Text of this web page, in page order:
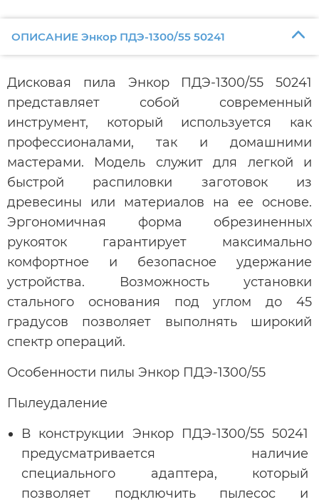
ОПИСАНИЕ Энкор ПДЭ-1300/55 50241
Дисковая пила Энкор ПДЭ-1300/55 50241
представляет собой современный
инструмент, который используется как
профессионалами, так и домашними
мастерами. Модель служит для легкой и
быстрой распиловки заготовок из
древесины или материалов на ее основе.
Эргономичная форма обрезиненных
рукояток гарантирует максимально
комфортное и безопасное удержание
устройства. Возможность установки
стального основания под углом до 45
градусов позволяет выполнять широкий
спектр операций.
Особенности пилы Энкор ПДЭ-1300/55
Пылеудаление
В конструкции Энкор ПДЭ-1300/55 50241
предусматривается наличие
специального адаптера, который
позволяет подключить пылесос и